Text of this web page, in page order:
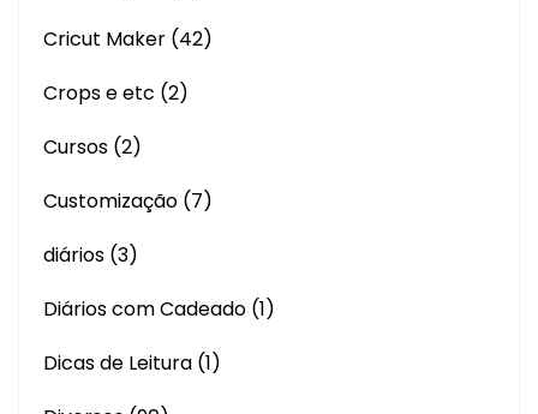
Cricut Maker (42)
Crops e etc (2)
Cursos (2)
Customização (7)
diários (3)
Diários com Cadeado (1)
Dicas de Leitura (1)